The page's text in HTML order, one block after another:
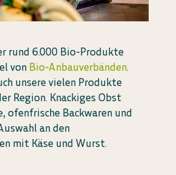
rund 6.000 Bio-Produkte
von Bio-Anbauverbänden.
unsere vielen Produkte
Region. Knackiges Obst
ofenfrische Backwaren und
an den
mit Käse und Wurst.